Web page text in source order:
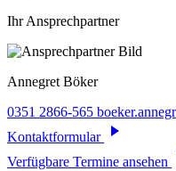
Ihr Ansprechpartner
Annegret Böker
0351 2866-565
Kontaktformular
Verfügbare Termine ansehen